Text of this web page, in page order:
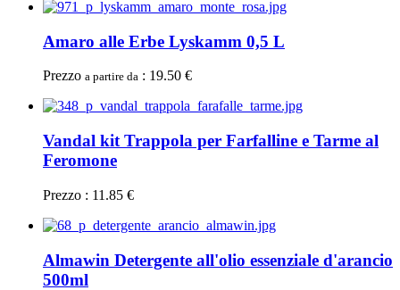
Amaro alle Erbe Lyskamm 0,5 L
Prezzo a partire da : 19.50 €
Vandal kit Trappola per Farfalline e Tarme al
Feromone
Prezzo : 11.85 €
Almawin Detergente all'olio essenziale d'arancio
500ml